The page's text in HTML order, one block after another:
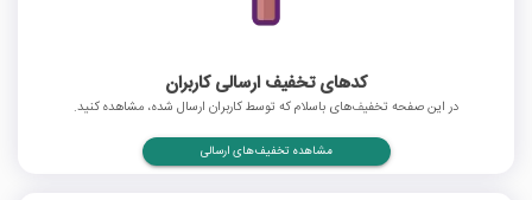
کدهای تخفیف ارسالی کاربران
در این صفحه تخفیف‌های باسلام که توسط کاربران ارسال شده، مشاهده کنید.
مشاهده تخفیف‌های ارسالی